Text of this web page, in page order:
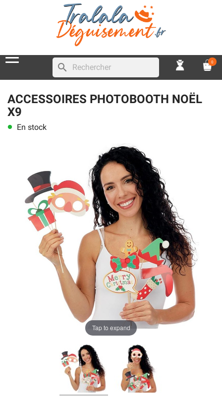
search 0
ACCESSOIRES PHOTOBOOTH NOËL
X9
lens En stock
Tap to expand